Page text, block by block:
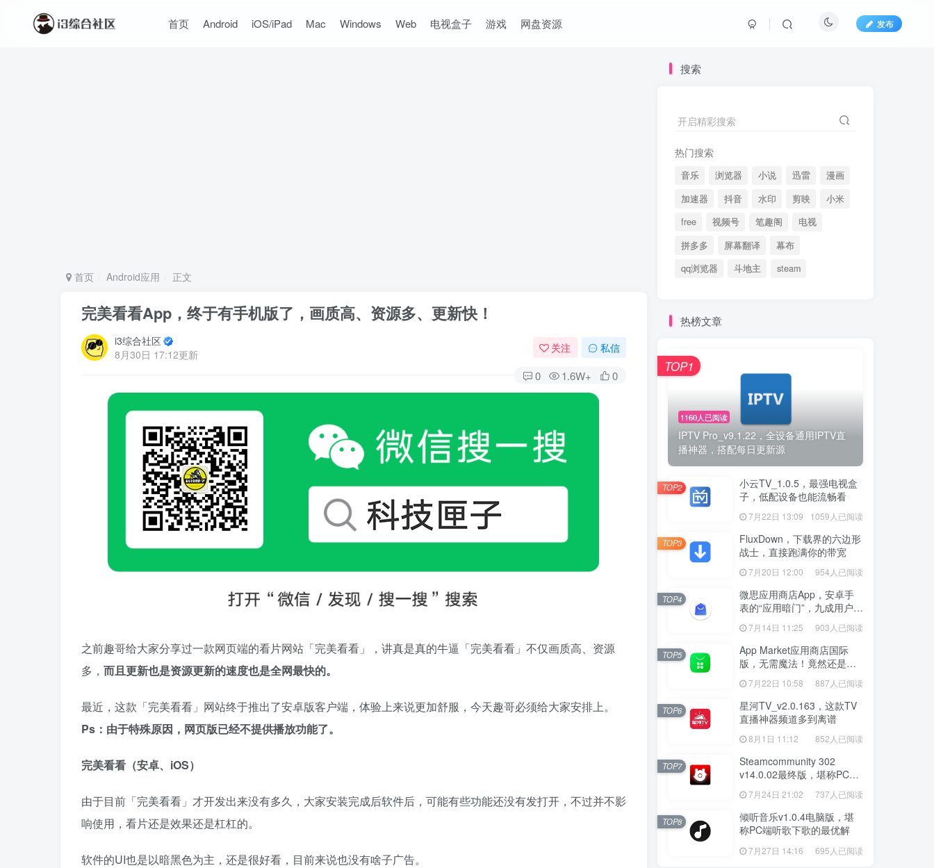
首页 Android iOS/iPad Mac Windows Web 电视盒子 游戏 网盘资源 发布
首页 Android应用 正文
完美看看App，终于有手机版了，画质高、资源多、更新快！
i3综合社区
8月30日 17:12更新
关注 私信
0 1.6W+ 0
之前趣哥给大家分享过一款网页端的看片网站「完美看看」，讲真是真的牛逼「完美看看」不仅画质高、资源
多， 而且更新也是资源更新的速度也是全网最快的。
最近，这款「完美看看」网站终于推出了安卓版客户端，体验上来说更加舒服，今天趣哥必须给大家安排上。
Ps：由于特殊原因，网页版已经不提供播放功能了。
完美看看（安卓、iOS）
由于目前「完美看看」才开发出来没有多久，大家安装完成后软件后，可能有些功能还没有发打开，不过并不影
响使用，看片还是效果还是杠杠的。
软件的UI也是以暗黑色为主，还是很好看，目前来说也没有啥子广告。
搜索
开启精彩搜索
热门搜索
音乐 浏览器 小说 迅雷
漫画
加速器
抖音 水印 剪映
小米
free
视频号 笔趣阁
电视
拼多多
屏幕翻译
幕布
qq浏览器
斗地主 steam
热榜文章
1160人已阅读
IPTV Pro_v9.1.22，全设备通用IPTV直
播神器，搭配每日更新源
TOP1
小云TV_1.0.5，最强电视盒
子，低配设备也能流畅看
7月22日 13:09 1059人已阅读
TOP2
FluxDown，下载界的六边形
战士，直接跑满你的带宽
7月20日 12:00 954人已阅读
TOP3
微思应用商店App，安卓手
表的“应用暗门”，九成用户还
没发现
7月14日 11:25 903人已阅读
TOP4
App Market应用商店国际
版，无需魔法！竟然还是大
厂出品？
7月22日 10:58 887人已阅读
TOP5
星河TV_v2.0.163，这款TV
直播神器频道多到离谱
8月1日 11:12 852人已阅读
TOP6
Steamcommunity 302
v14.0.02最终版，堪称PC玩
家必备的网络工具箱
7月24日 21:02 737人已阅读
TOP7
倾听音乐v1.0.4电脑版，堪
称PC端听歌下歌的最优解
7月27日 14:16 695人已阅读
TOP8